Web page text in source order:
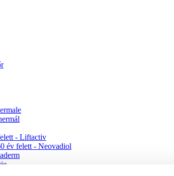
- Liftactiv
év felett - Neovadiol